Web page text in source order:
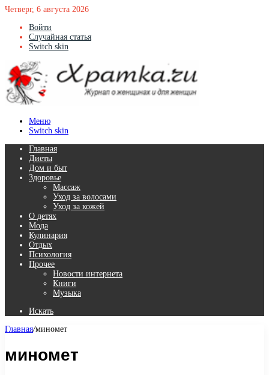
Четверг, 6 августа 2026
Войти
Случайная статья
Switch skin
Меню
Switch skin
Главная
Диеты
Дом и быт
Здоровье
Массаж
Уход за волосами
Уход за кожей
О детях
Мода
Кулинария
Отдых
Психология
Прочее
Новости интернета
Книги
Музыка
Искать
Главная/миномет
миномет